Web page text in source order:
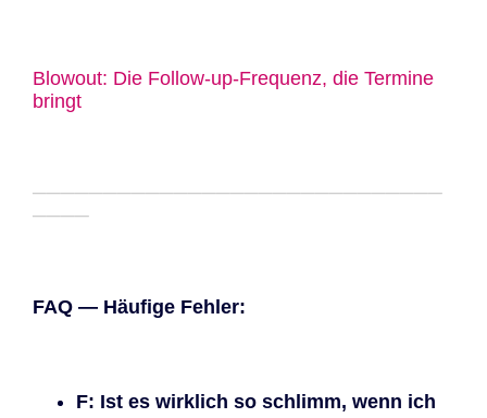
Blowout: Die Follow-up-Frequenz, die Termine
bringt
─────────────────────────────
────
FAQ — Häufige Fehler:
F: Ist es wirklich so schlimm, wenn ich